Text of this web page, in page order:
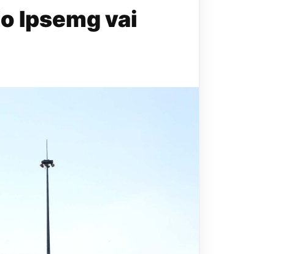
Ipsemg vai